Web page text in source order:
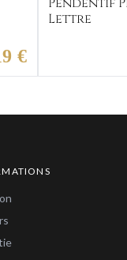
€
Lettre